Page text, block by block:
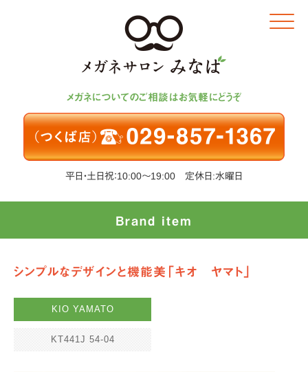
メガネについてのご相談はお気軽にどうぞ
平日・土日祝：10:00～19:00 定休日:水曜日
Click
Brand item
シンプルなデザインと機能美「キオ ヤマト」
KIO YAMATO
KT441J 54-04